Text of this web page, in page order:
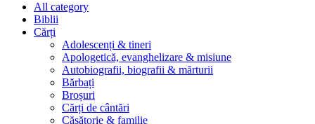
All category
Biblii
Cărți
Adolescenți & tineri
Apologetică, evanghelizare & misiune
Autobiografii, biografii & mărturii
Bărbați
Broșuri
Cărți de cântări
Căsătorie & familie